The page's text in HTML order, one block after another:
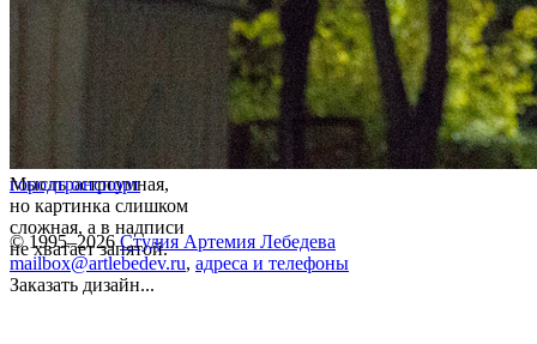
Мысль остроумная,
но картинка слишком
сложная, а в надписи
не хватает запятой.
городтранспорт
© 1995–2026 Студия Артемия Лебедева
mailbox@artlebedev.ru, адреса и телефоны
Заказать дизайн...